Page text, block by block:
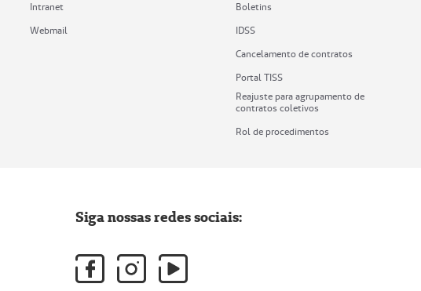
Intranet
Webmail
Boletins
IDSS
Cancelamento de contratos
Portal TISS
Reajuste para agrupamento de
contratos coletivos
Rol de procedimentos
Siga nossas redes sociais: